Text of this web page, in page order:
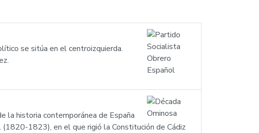
se sitúa en el centroizquierda.
la historia contemporánea de España
1823), en el que rigió la Constitución de Cádiz